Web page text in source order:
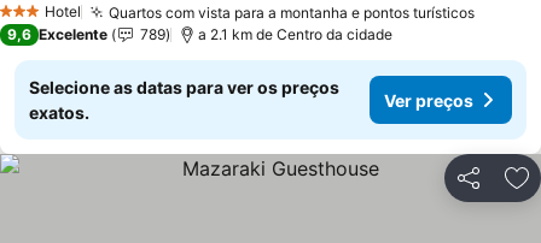
3 EstrelasHotel Quartos com vista para a montanha e pontos turísticosVer
9,6 Excelente 789 a 2.1 km de Centro da cidade
Selecione as datas para ver os preços
exatos.
Ver preços
Partilhar